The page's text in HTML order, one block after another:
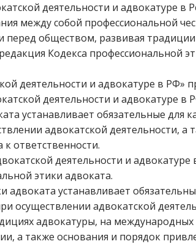
деятельности и адвокатуре в
между собой профессиональной
перед обществом, развивая традиции
Кодекса профессиональной
деятельности и адвокатуре в РФ»
деятельности и адвокатуре в
устанавливает обязательные для
адвокатской деятельности, а
ответственности.
деятельности и
этики адвоката.
адвоката устанавливает
осуществлении адвокатской
адвокатуры, на международных
а также основания и порядок